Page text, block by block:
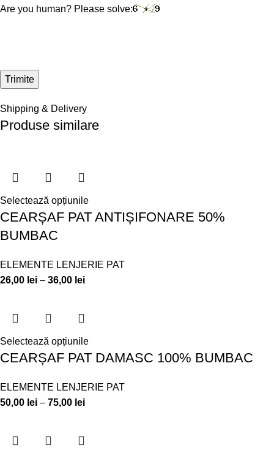
Are you human? Please solve:
Shipping & Delivery
Produse similare
Selectează opțiunile
CEARȘAF PAT ANTIȘIFONARE 50%
BUMBAC
ELEMENTE LENJERIE PAT
26,00 lei – 36,00 lei
Selectează opțiunile
CEARȘAF PAT DAMASC 100% BUMBAC
ELEMENTE LENJERIE PAT
50,00 lei – 75,00 lei